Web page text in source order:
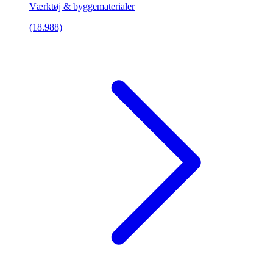
Værktøj & byggematerialer
(18.988)